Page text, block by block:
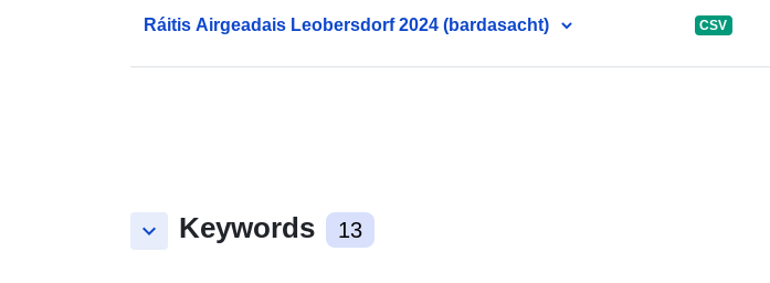
Ráitis Airgeadais Leobersdorf 2024 (bardasacht) CSV
keyboard_arrow_down Keywords 13